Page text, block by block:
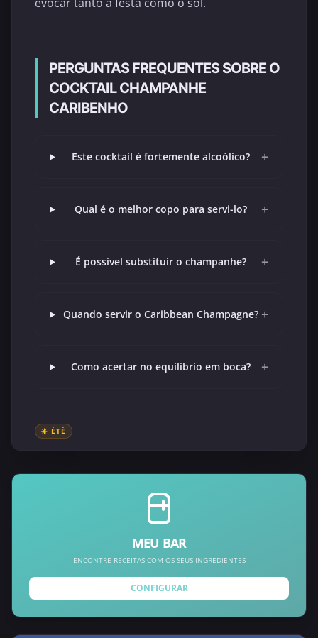
PERGUNTAS FREQUENTES SOBRE O
COCKTAIL CHAMPANHE
CARIBENHO
Este cocktail é fortemente alcoólico? +
Qual é o melhor copo para servi-lo? +
É possível substituir o champanhe? +
Quando servir o Caribbean Champagne? +
Como acertar no equilíbrio em boca? +
☀️ ÉTÉ
MEU BAR
ENCONTRE RECEITAS COM OS SEUS INGREDIENTES
CONFIGURAR